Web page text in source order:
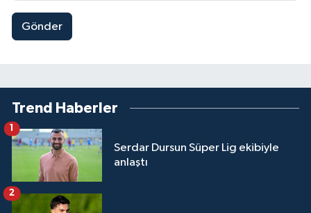
Gönder
Trend Haberler
Serdar Dursun Süper Lig ekibiyle
anlaştı
1
2